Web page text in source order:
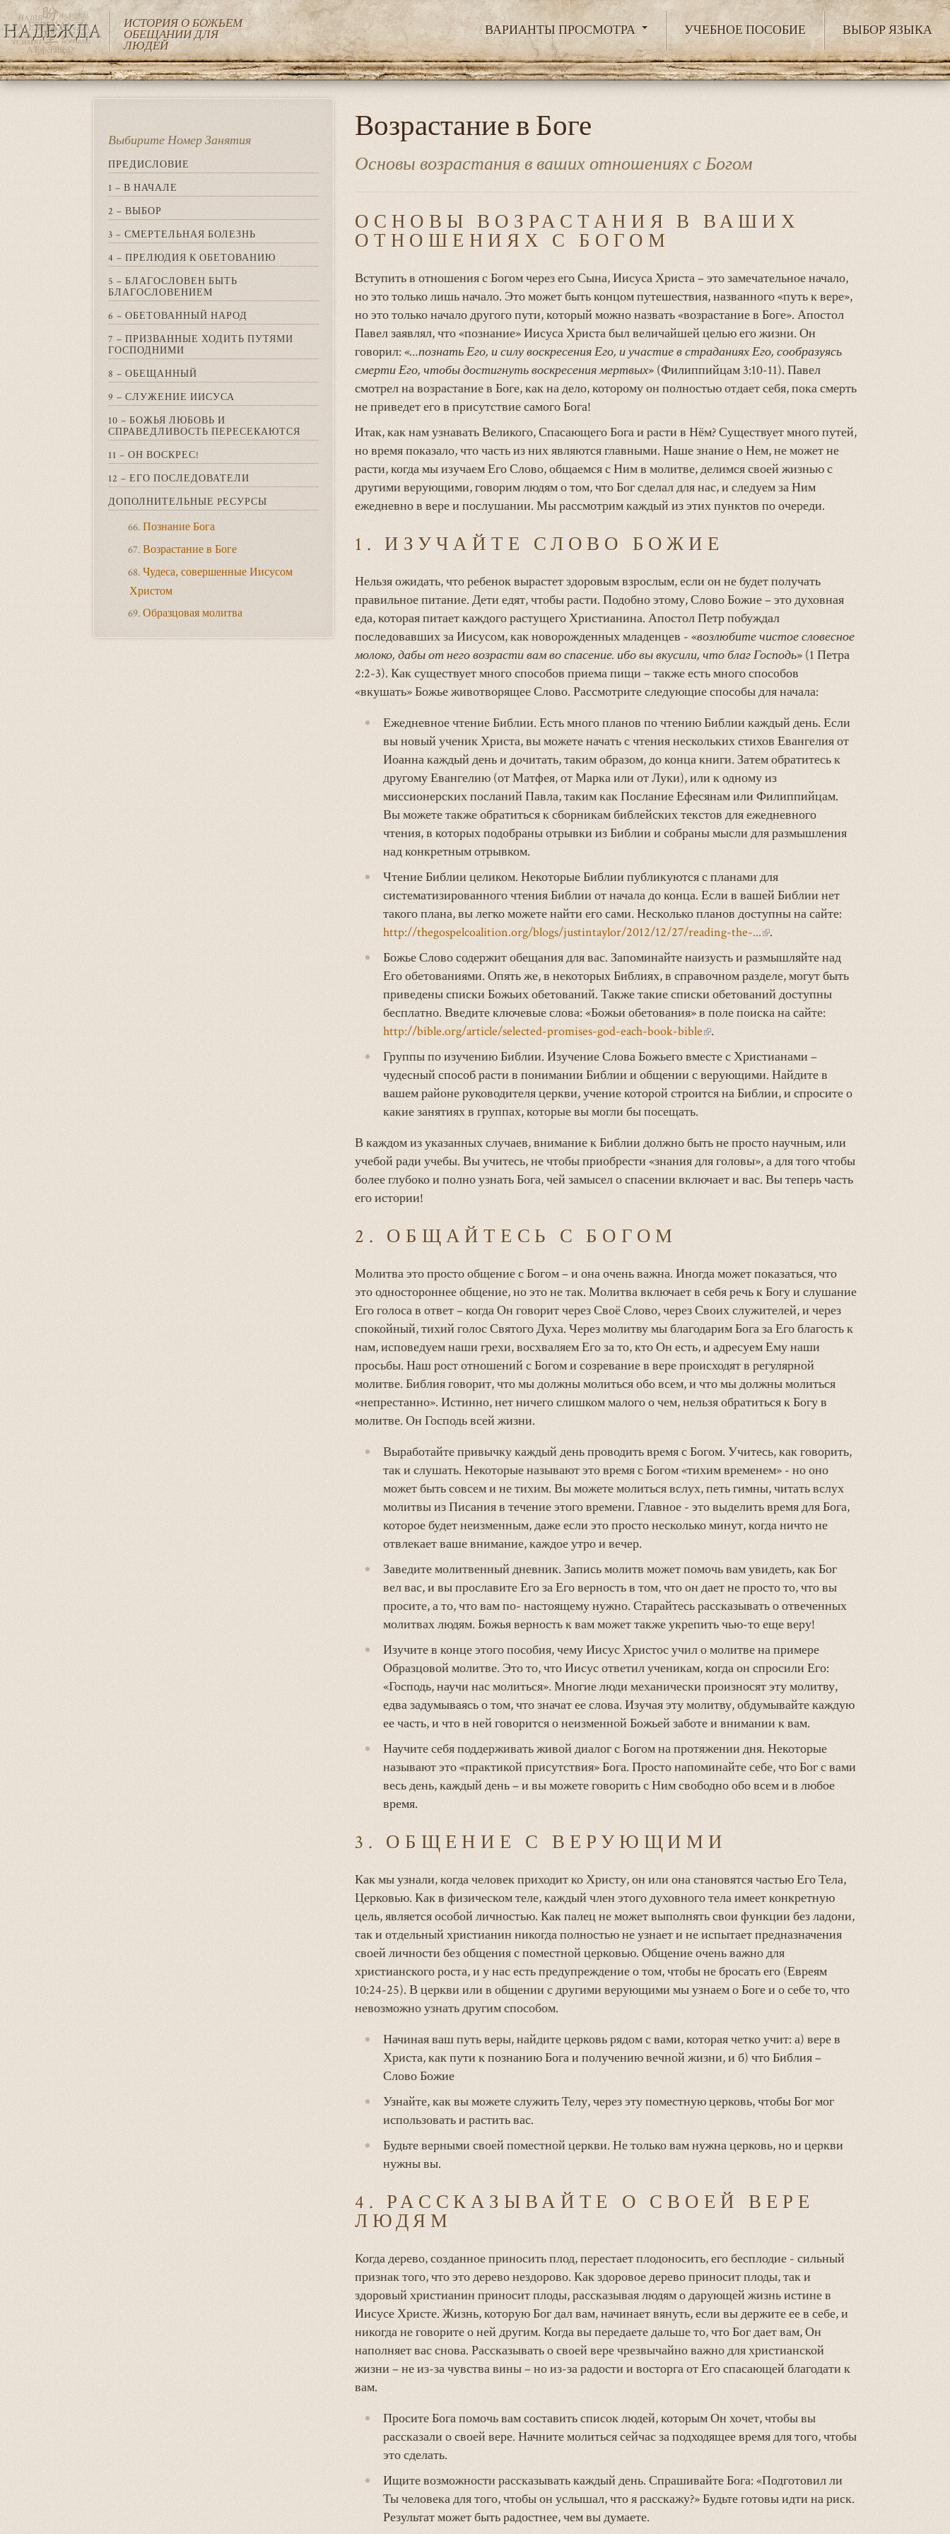
Перейти
к
основному
ИСТОРИЯ О БОЖЬЕМ
ОБЕЩАНИИ ДЛЯ
ЛЮДЕЙ
ВАРИАНТЫ ПРОСМОТРА УЧЕБНОЕ ПОСОБИЕ ВЫБОР ЯЗЫКА
Выбирите Номер Занятия
ПРЕДИСЛОВИЕ
1 – В НАЧАЛЕ
2 – ВЫБОР
3 – СМЕРТЕЛЬНАЯ БОЛЕЗНЬ
4 – ПРЕЛЮДИЯ К ОБЕТОВАНИЮ
5 – БЛАГОСЛОВЕН БЫТЬ
БЛАГОСЛОВЕНИЕМ
6 – ОБЕТОВАННЫЙ НАРОД
7 – ПРИЗВАННЫЕ ХОДИТЬ ПУТЯМИ
ГОСПОДНИМИ
8 – ОБЕЩАННЫЙ
9 – СЛУЖЕНИЕ ИИСУСА
10 – БОЖЬЯ ЛЮБОВЬ И
СПРАВЕДЛИВОСТЬ ПЕРЕСЕКАЮТСЯ
11 – ОН ВОСКРЕС!
12 – ЕГО ПОСЛЕДОВАТЕЛИ
ДОПОЛНИТЕЛЬНЫЕ PЕСУРСЫ
66. Познание Бога
67. Возрастание в Боге
68. Чудеса, совершенные Иисусом
Христом
69. Образцовая молитва
Возрастание в Боге
Основы возрастания в ваших отношениях с Богом
ОСНОВЫ ВОЗРАСТАНИЯ В ВАШИХ
ОТНОШЕНИЯХ С БОГОМ
Вступить в отношения с Богом через его Сына, Иисуса Христа – это замечательное начало,
но это только лишь начало. Это может быть концом путешествия, названного «путь к вере»,
но это только начало другого пути, который можно назвать «возрастание в Боге». Апостол
Павел заявлял, что «познание» Иисуса Христа был величайшей целью его жизни. Он
говорил: «…познать Его, и силу воскресения Его, и участие в страданиях Его, сообразуясь
смерти Его, чтобы достигнуть воскресения мертвых» (Филиппийцам 3:10-11). Павел
смотрел на возрастание в Боге, как на дело, которому он полностью отдает себя, пока смерть
не приведет его в присутствие самого Бога!
Итак, как нам узнавать Великого, Спасающего Бога и расти в Нём? Существует много путей,
но время показало, что часть из них являются главными. Наше знание о Нем, не может не
расти, когда мы изучаем Его Слово, общаемся с Ним в молитве, делимся своей жизнью с
другими верующими, говорим людям о том, что Бог сделал для нас, и следуем за Ним
ежедневно в вере и послушании. Мы рассмотрим каждый из этих пунктов по очереди.
1. ИЗУЧАЙТЕ СЛОВО БОЖИЕ
Нельзя ожидать, что ребенок вырастет здоровым взрослым, если он не будет получать
правильное питание. Дети едят, чтобы расти. Подобно этому, Слово Божие – это духовная
еда, которая питает каждого растущего Христианина. Апостол Петр побуждал
последовавших за Иисусом, как новорожденных младенцев - «возлюбите чистое словесное
молоко, дабы от него возрасти вам во спасение. ибо вы вкусили, что благ Господь» (1 Петра
2:2-3). Как существует много способов приема пищи – также есть много способов
«вкушать» Божье животворящее Слово. Рассмотрите следующие способы для начала:
Ежедневное чтение Библии. Есть много планов по чтению Библии каждый день. Если
вы новый ученик Христа, вы можете начать с чтения нескольких стихов Евангелия от
Иоанна каждый день и дочитать, таким образом, до конца книги. Затем обратитесь к
другому Евангелию (от Матфея, от Марка или от Луки), или к одному из
миссионерских посланий Павла, таким как Послание Ефесянам или Филиппийцам.
Вы можете также обратиться к сборникам библейских текстов для ежедневного
чтения, в которых подобраны отрывки из Библии и собраны мысли для размышления
над конкретным отрывком.
Чтение Библии целиком. Некоторые Библии публикуются с планами для
систематизированного чтения Библии от начала до конца. Если в вашей Библии нет
такого плана, вы легко можете найти его сами. Несколько планов доступны на сайте:
http://thegospelcoalition.org/blogs/justintaylor/2012/12/27/reading-the-...(внешняя
ссылка)
.
Божье Слово содержит обещания для вас. Запоминайте наизусть и размышляйте над
Его обетованиями. Опять же, в некоторых Библиях, в справочном разделе, могут быть
приведены списки Божьих обетований. Также такие списки обетований доступны
бесплатно. Введите ключевые слова: «Божьи обетования» в поле поиска на сайте:
http://bible.org/article/selected-promises-god-each-book-bible(внешняя
ссылка)
.
Группы по изучению Библии. Изучение Слова Божьего вместе с Христианами –
чудесный способ расти в понимании Библии и общении с верующими. Найдите в
вашем районе руководителя церкви, учение которой строится на Библии, и спросите о
какие занятиях в группах, которые вы могли бы посещать.
В каждом из указанных случаев, внимание к Библии должно быть не просто научным, или
учебой ради учебы. Вы учитесь, не чтобы приобрести «знания для головы», а для того чтобы
более глубоко и полно узнать Бога, чей замысел о спасении включает и вас. Вы теперь часть
его истории!
2. ОБЩАЙТЕСЬ С БОГОМ
Молитва это просто общение с Богом – и она очень важна. Иногда может показаться, что
это одностороннее общение, но это не так. Молитва включает в себя речь к Богу и слушание
Его голоса в ответ – когда Он говорит через Своё Слово, через Своих служителей, и через
спокойный, тихий голос Святого Духа. Через молитву мы благодарим Бога за Его благость к
нам, исповедуем наши грехи, восхваляем Его за то, кто Он есть, и адресуем Ему наши
просьбы. Наш рост отношений с Богом и созревание в вере происходят в регулярной
молитве. Библия говорит, что мы должны молиться обо всем, и что мы должны молиться
«непрестанно». Истинно, нет ничего слишком малого о чем, нельзя обратиться к Богу в
молитве. Он Господь всей жизни.
Выработайте привычку каждый день проводить время с Богом. Учитесь, как говорить,
так и слушать. Некоторые называют это время с Богом «тихим временем» - но оно
может быть совсем и не тихим. Вы можете молиться вслух, петь гимны, читать вслух
молитвы из Писания в течение этого времени. Главное - это выделить время для Бога,
которое будет неизменным, даже если это просто несколько минут, когда ничто не
отвлекает ваше внимание, каждое утро и вечер.
Заведите молитвенный дневник. Запись молитв может помочь вам увидеть, как Бог
вел вас, и вы прославите Его за Его верность в том, что он дает не просто то, что вы
просите, а то, что вам по- настоящему нужно. Старайтесь рассказывать о отвеченных
молитвах людям. Божья верность к вам может также укрепить чью-то еще веру!
Изучите в конце этого пособия, чему Иисус Христос учил о молитве на примере
Образцовой молитве. Это то, что Иисус ответил ученикам, когда он спросили Его:
«Господь, научи нас молиться». Многие люди механически произносят эту молитву,
едва задумываясь о том, что значат ее слова. Изучая эту молитву, обдумывайте каждую
ее часть, и что в ней говорится о неизменной Божьей заботе и внимании к вам.
Научите себя поддерживать живой диалог с Богом на протяжении дня. Некоторые
называют это «практикой присутствия» Бога. Просто напоминайте себе, что Бог с вами
весь день, каждый день – и вы можете говорить с Ним свободно обо всем и в любое
время.
3. ОБЩЕНИЕ С ВЕРУЮЩИМИ
Как мы узнали, когда человек приходит ко Христу, он или она становятся частью Его Тела,
Церковью. Как в физическом теле, каждый член этого духовного тела имеет конкретную
цель, является особой личностью. Как палец не может выполнять свои функции без ладони,
так и отдельный христианин никогда полностью не узнает и не испытает предназначения
своей личности без общения с поместной церковью. Общение очень важно для
христианского роста, и у нас есть предупреждение о том, чтобы не бросать его (Евреям
10:24-25). В церкви или в общении с другими верующими мы узнаем о Боге и о себе то, что
невозможно узнать другим способом.
Начиная ваш путь веры, найдите церковь рядом с вами, которая четко учит: а) вере в
Христа, как пути к познанию Бога и получению вечной жизни, и б) что Библия –
Слово Божие
Узнайте, как вы можете служить Телу, через эту поместную церковь, чтобы Бог мог
использовать и растить вас.
Будьте верными своей поместной церкви. Не только вам нужна церковь, но и церкви
нужны вы.
4. РАССКАЗЫВАЙТЕ О СВОЕЙ ВЕРЕ
ЛЮДЯМ
Когда дерево, созданное приносить плод, перестает плодоносить, его бесплодие - сильный
признак того, что это дерево нездорово. Как здоровое дерево приносит плоды, так и
здоровый христианин приносит плоды, рассказывая людям о дарующей жизнь истине в
Иисусе Христе. Жизнь, которую Бог дал вам, начинает вянуть, если вы держите ее в себе, и
никогда не говорите о ней другим. Когда вы передаете дальше то, что Бог дает вам, Он
наполняет вас снова. Рассказывать о своей вере чрезвычайно важно для христианской
жизни – не из-за чувства вины – но из-за радости и восторга от Его спасающей благодати к
вам.
Просите Бога помочь вам составить список людей, которым Он хочет, чтобы вы
рассказали о своей вере. Начните молиться сейчас за подходящее время для того, чтобы
это сделать.
Ищите возможности рассказывать каждый день. Спрашивайте Бога: «Подготовил ли
Ты человека для того, чтобы он услышал, что я расскажу?» Будьте готовы идти на риск.
Результат может быть радостнее, чем вы думаете.